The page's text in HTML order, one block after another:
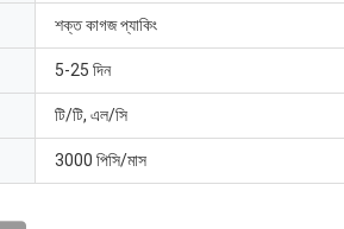
শক্ত কাগজ প্যাকিং
5-25 দিন
টি/টি, এল/সি
3000 পিসি/মাস